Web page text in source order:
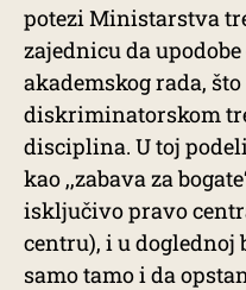
potezi Ministarstva
zajednicu da
akademskog rada,
diskriminatorskom
disciplina. U toj
kao ,,zabava za
isključivo pravo
centru), i u doglednoj
samo tamo i da